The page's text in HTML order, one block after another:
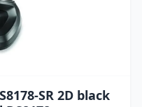
SR 2D black